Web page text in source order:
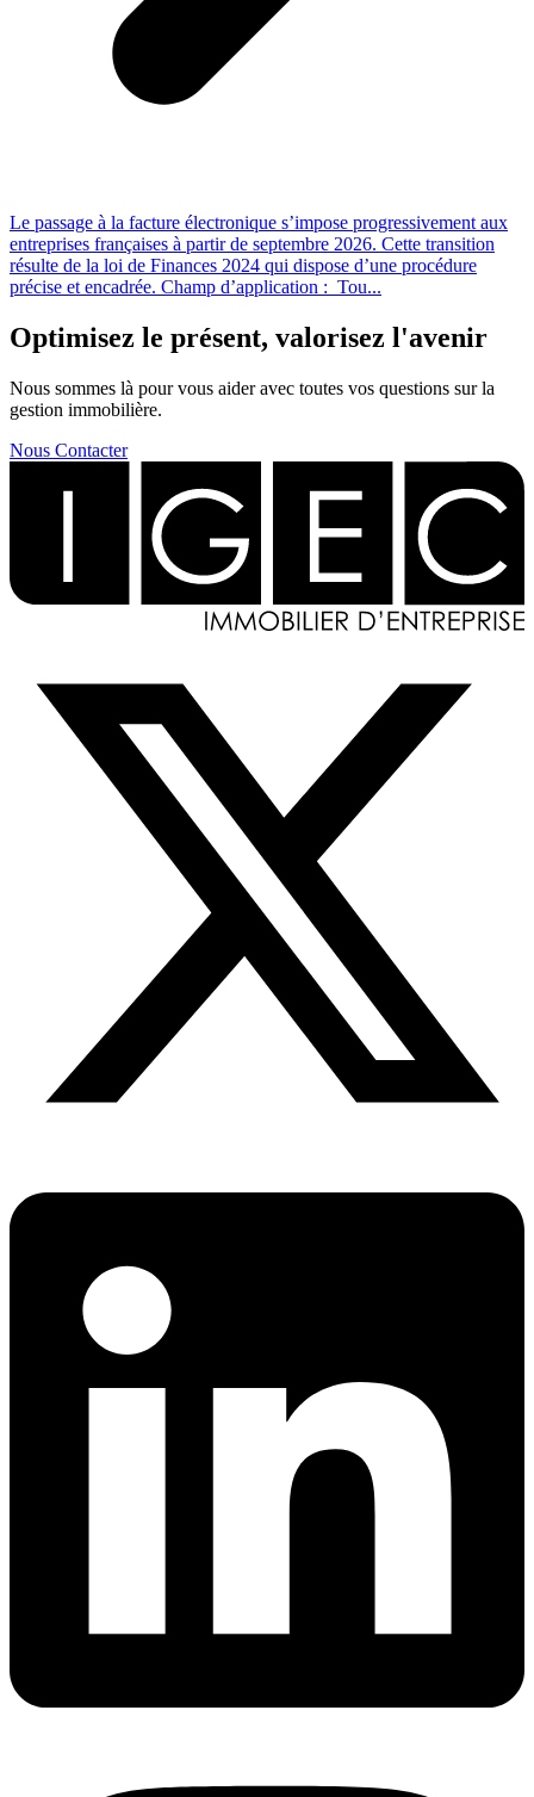
Le passage à la facture électronique s’impose progressivement aux
entreprises françaises à partir de septembre 2026. Cette transition
résulte de la loi de Finances 2024 qui dispose d’une procédure
précise et encadrée. Champ d’application : Tou...
Optimisez le présent, valorisez l'avenir
Nous sommes là pour vous aider avec toutes vos questions sur la
gestion immobilière.
Nous Contacter